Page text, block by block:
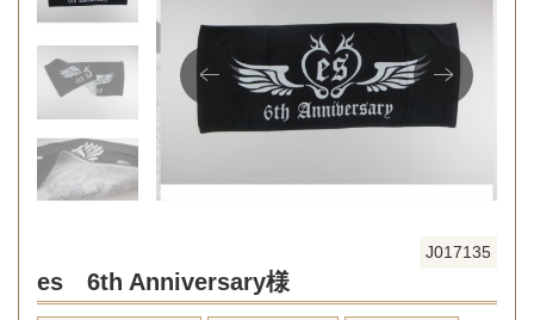
J017135
es 6th Anniversary様